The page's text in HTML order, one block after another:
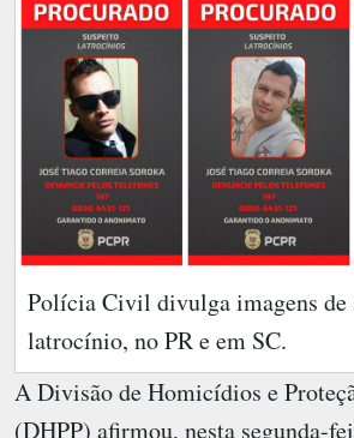
Polícia Civil divulga imagens de
latrocínio, no PR e em SC.
A Divisão de Homicídios e
(DHPP) afirmou, nesta segunda-